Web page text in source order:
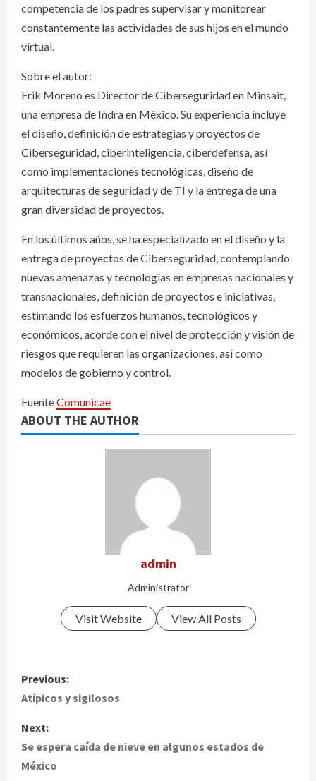
competencia de los padres supervisar y monitorear
constantemente las actividades de sus hijos en el mundo
virtual.
Sobre el autor:
Erik Moreno es Director de Ciberseguridad en Minsait,
una empresa de Indra en México. Su experiencia incluye
el diseño, definición de estrategias y proyectos de
Ciberseguridad, ciberinteligencia, ciberdefensa, así
como implementaciones tecnológicas, diseño de
arquitecturas de seguridad y de TI y la entrega de una
gran diversidad de proyectos.
En los últimos años, se ha especializado en el diseño y la
entrega de proyectos de Ciberseguridad, contemplando
nuevas amenazas y tecnologías en empresas nacionales y
transnacionales, definición de proyectos e iniciativas,
estimando los esfuerzos humanos, tecnológicos y
económicos, acorde con el nivel de protección y visión de
riesgos que requieren las organizaciones, así como
modelos de gobierno y control.
FuenteComunicae
ABOUT THE AUTHOR
admin
Administrator
Visit Website View All Posts
P
o
s
t
Previous:
Atípicos y sigilosos
Next:
Se espera caída de nieve en algunos estados de
México